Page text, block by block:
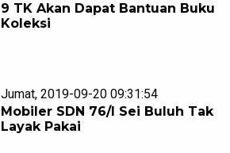
9 TK Akan Dapat Bantuan Buku
Koleksi
Jumat, 2019-09-20 09:31:54
Mobiler SDN 76/I Sei Buluh Tak
Layak Pakai